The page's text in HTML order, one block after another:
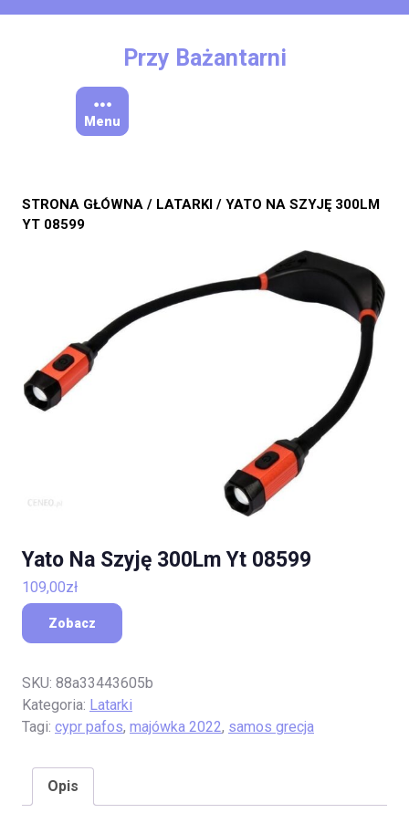
Przy Bażantarni
Menu
STRONA GŁÓWNA / LATARKI / YATO NA SZYJĘ 300LM
YT 08599
Yato Na Szyję 300Lm Yt 08599
109,00zł
Zobacz
SKU: 88a33443605b
Kategoria: Latarki
Tagi: cypr pafos, majówka 2022, samos grecja
Opis